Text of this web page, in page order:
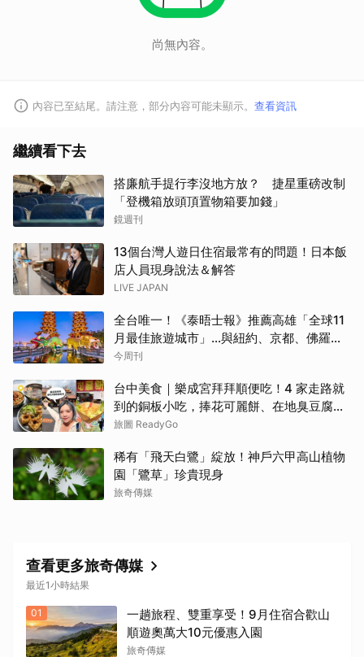
尚無內容。
內容已至結尾。請注意，部分內容可能未顯示。 查看資訊
繼續看下去
搭廉航手提行李沒地方放？ 捷星重磅改制
「登機箱放頭頂置物箱要加錢」
鏡週刊
13個台灣人遊日住宿最常有的問題！日本飯
店人員現身說法＆解答
LIVE JAPAN
全台唯一！《泰晤士報》推薦高雄「全球11
月最佳旅遊城市」…與紐約、京都、佛羅倫
斯共同入榜，理由曝光
今周刊
台中美食｜樂成宮拜拜順便吃！4 家走路就
到的銅板小吃，捧花可麗餅、在地臭豆腐、
烤甜甜圈一次收
旅圖 ReadyGo
稀有「飛天白鷺」綻放！神戶六甲高山植物
園「鷺草」珍貴現身
旅奇傳媒
查看更多旅奇傳媒
最近1小時結果
01
一趟旅程、雙重享受！9月住宿合歡山
順遊奧萬大10元優惠入園
旅奇傳媒